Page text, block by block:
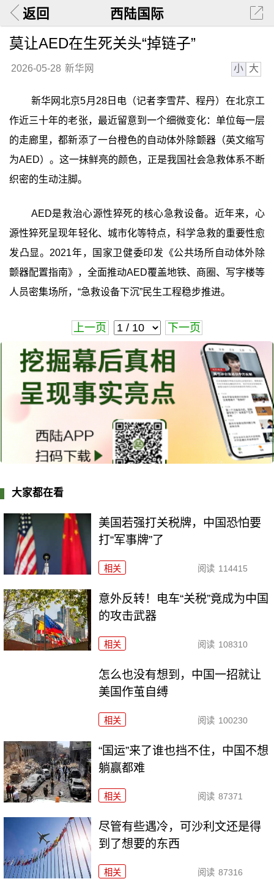
返回 西陆国际
莫让AED在生死关头“掉链子”
2026-05-28 新华网 小 大
新华网北京5月28日电（记者李雪芹、程丹）在北京工
作近三十年的老张，最近留意到一个细微变化：单位每一层
的走廊里，都新添了一台橙色的自动体外除颤器（英文缩写
为AED）。这一抹鲜亮的颜色，正是我国社会急救体系不断
织密的生动注脚。
AED是救治心源性猝死的核心急救设备。近年来，心
源性猝死呈现年轻化、城市化等特点，科学急救的重要性愈
发凸显。2021年，国家卫健委印发《公共场所自动体外除
颤器配置指南》，全面推动AED覆盖地铁、商圈、写字楼等
人员密集场所，“急救设备下沉”民生工程稳步推进。
上一页 下一页
大家都在看
美国若强打关税牌，中国恐怕要
打“军事牌”了
相关 阅读 114415
意外反转！电车“关税”竟成为中国
的攻击武器
相关 阅读 108310
怎么也没有想到，中国一招就让
美国作茧自缚
相关 阅读 100230
“国运”来了谁也挡不住，中国不想
躺赢都难
相关 阅读 87371
尽管有些遇冷，可沙利文还是得
到了想要的东西
相关 阅读 87316